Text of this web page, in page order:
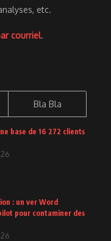
etc.
courriel.
Bla Bla
base de 16 272 clients
: un ver Word
pour contaminer des